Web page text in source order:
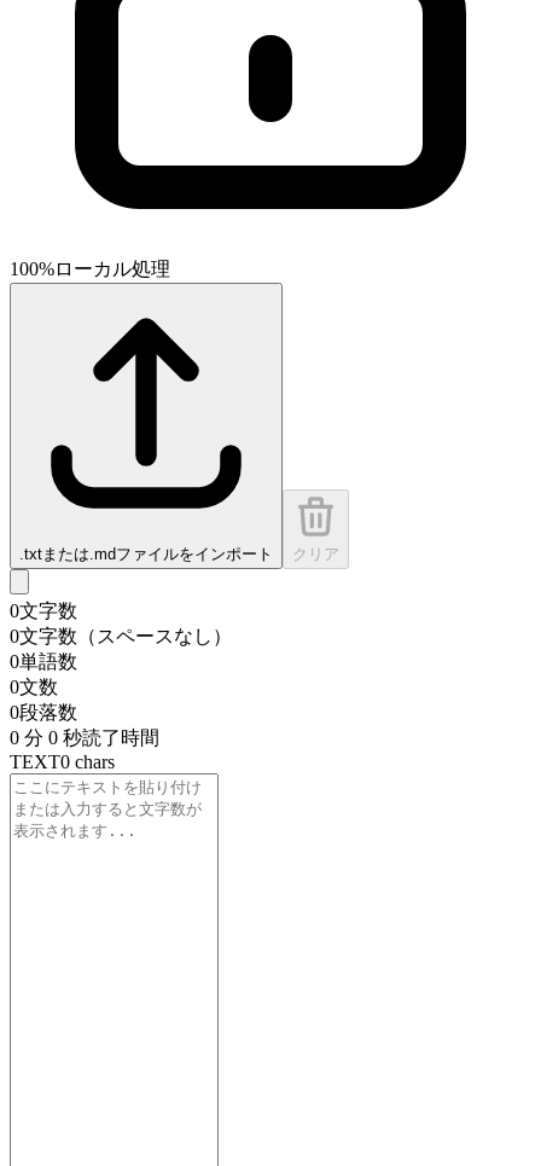
100%ローカル処理
.txtまたは.mdファイルをインポート クリア
0文字数
0文字数（スペースなし）
0単語数
0文数
0段落数
0 分 0 秒読了時間
TEXT0 chars